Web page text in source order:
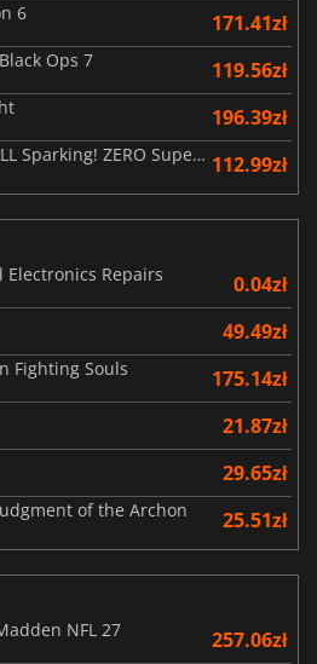
6 171.41zł
Ops 7 119.56zł
196.39zł
DRAGON BALL Sparking! ZERO Super Limit Breaking NEO 112.99zł
Electronics Repairs
0.04zł
49.49zł
Fighting Souls 175.14zł
21.87zł
29.65zł
of the Archon 25.51zł
NFL 27
257.06zł